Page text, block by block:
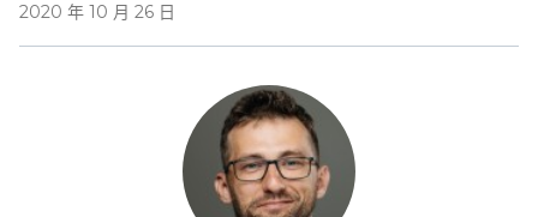
2020 年 10 月 26 日